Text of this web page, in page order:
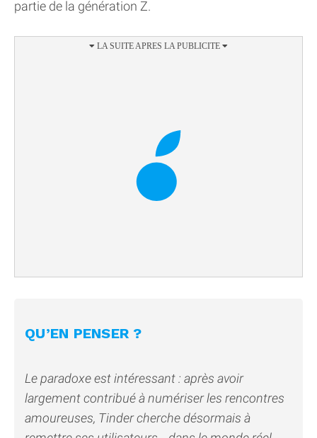
partie de la génération Z.
QU’EN PENSER ?
Le paradoxe est intéressant : après avoir
largement contribué à numériser les rencontres
amoureuses, Tinder cherche désormais à